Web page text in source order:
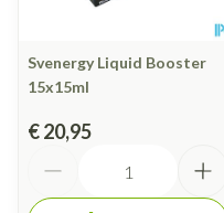
Svenergy Liquid Booster
15x15ml
€ 20,95